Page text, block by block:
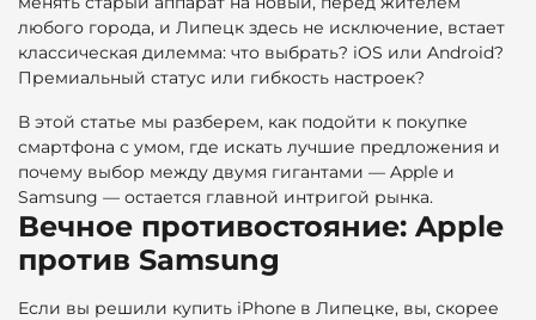
любого города, и Липецк здесь не исключение, встает
классическая дилемма: что выбрать? iOS или Android?
Премиальный статус или гибкость настроек?
В этой статье мы разберем, как подойти к покупке
смартфона с умом, где искать лучшие предложения и
почему выбор между двумя гигантами — Apple и
Samsung — остается главной интригой рынка.
Вечное противостояние: Apple
против Samsung
Если вы решили купить iPhone в Липецке, вы, скорее